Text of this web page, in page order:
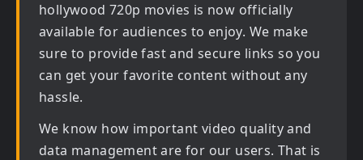
hollywood 720p movies is now officially
available for audiences to enjoy. We make
sure to provide fast and secure links so you
can get your favorite content without any
hassle.
We know how important video quality and
data management are for our users. That is